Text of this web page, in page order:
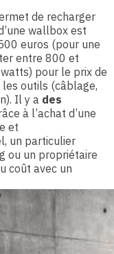
de recharger
wallbox est
euros (pour une
entre 800 et
pour le prix de
outils (câblage,
Il y a des
à l’achat d’une
et
un particulier
ou un propriétaire
coût avec un